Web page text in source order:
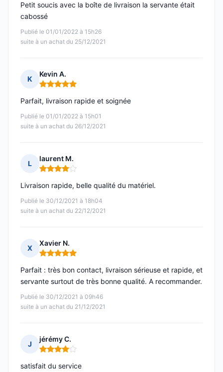
Publié le 01/01/2022 à 15h26
suite à un achat du 25/12/2021
Petit soucis avec la boîte de livraison la servante était
cabossé
K
Kevin A.
Note : 5 sur 5
Publié le 01/01/2022 à 15h01
suite à un achat du 26/12/2021
Parfait, livraison rapide et soignée
L
laurent M.
Note : 4 sur 5
Publié le 30/12/2021 à 18h04
suite à un achat du 22/12/2021
Livraison rapide, belle qualité du matériel.
X
Xavier N.
Note : 5 sur 5
Publié le 30/12/2021 à 09h46
suite à un achat du 21/12/2021
Parfait : très bon contact, livraison sérieuse et rapide, et
servante surtout de très bonne qualité. A recommander.
J
jérémy C.
Note : 4 sur 5
satisfait du service